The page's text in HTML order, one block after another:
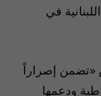
في
«تضمن إصراراً
ودعمها